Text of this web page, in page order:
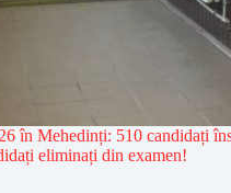
în Mehedinți: 510 candidați
eliminați din examen!